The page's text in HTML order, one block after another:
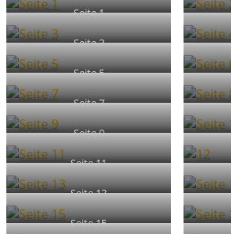
Seite 1
Seite 3
Seite 5
Seite 7
Seite 9
Seite 11
Seite 13
Seite 15